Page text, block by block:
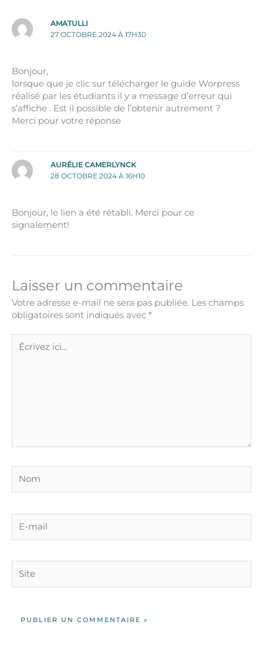
AMATULLI
27 OCTOBRE 2024 À 17H30
Bonjour,
lorsque que je clic sur télécharger le guide Worpress
réalisé par les étudiants il y a message d’erreur qui
s’affiche . Est il possible de l’obtenir autrement ?
Merci pour votre réponse
AURÉLIE CAMERLYNCK
28 OCTOBRE 2024 À 16H10
Bonjour, le lien a été rétabli. Merci pour ce
signalement!
Laisser un commentaire
Votre adresse e-mail ne sera pas publiée. Les champs
obligatoires sont indiqués avec *
ici…
mail